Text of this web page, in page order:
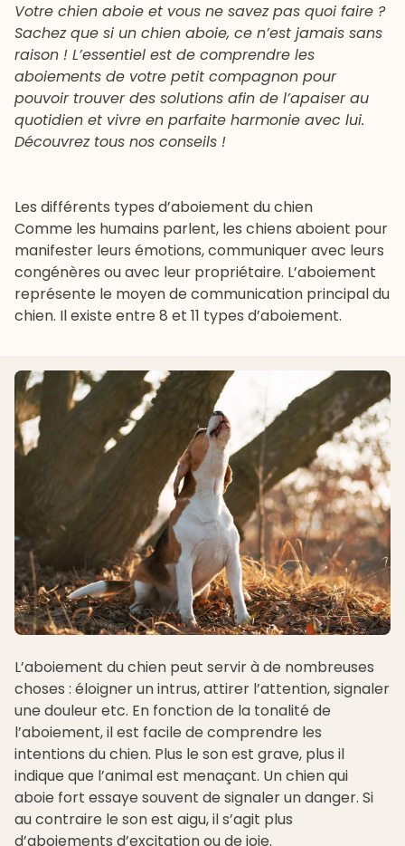
Votre chien aboie et vous ne savez pas quoi faire ?
Sachez que si un chien aboie, ce n’est jamais sans
raison ! L’essentiel est de comprendre les
aboiements de votre petit compagnon pour
pouvoir trouver des solutions afin de l’apaiser au
quotidien et vivre en parfaite harmonie avec lui.
Découvrez tous nos conseils !
Les différents types d’aboiement du chien
Comme les humains parlent, les chiens aboient pour
manifester leurs émotions, communiquer avec leurs
congénères ou avec leur propriétaire. L’aboiement
représente le moyen de communication principal du
chien. Il existe entre 8 et 11 types d’aboiement.
L’aboiement du chien peut servir à de nombreuses
choses : éloigner un intrus, attirer l’attention, signaler
une douleur etc. En fonction de la tonalité de
l’aboiement, il est facile de comprendre les
intentions du chien. Plus le son est grave, plus il
indique que l’animal est menaçant. Un chien qui
aboie fort essaye souvent de signaler un danger. Si
au contraire le son est aigu, il s’agit plus
d’aboiements d’excitation ou de joie.